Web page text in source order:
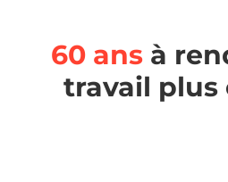
60 ans à
travail plus